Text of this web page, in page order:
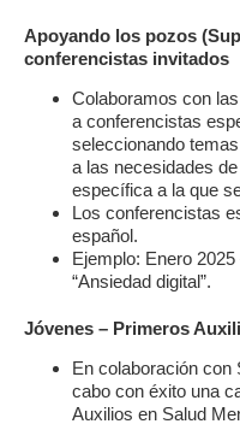
Apoyando los pozos
conferencistas invitados
Colaboramos con
a conferencistas
seleccionando
a las necesidades
específica a la que
Los conferencistas
español.
Ejemplo: Enero
“Ansiedad digital”.
Jóvenes – Primeros
En colaboración con
cabo con éxito una
Auxilios en Salud